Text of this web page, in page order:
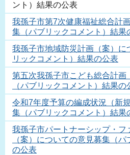
ント）結果の公表
我孫子市第7次健康福祉総合計
集（パブリックコメント）結果
我孫子市地域防災計画（案）に
リックコメント）結果の公表
第五次我孫子市こども総合計画
（パブリックコメント）結果の
令和7年度予算の編成状況（新
集（パブリックコメント）結果
我孫子市パートナーシップ・フ
（案）についての意見募集（
の公表